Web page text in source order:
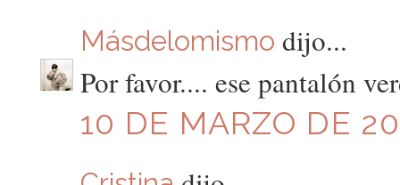
Másdelomismo dijo...
Por favor.... ese pantalón
10 DE MARZO DE